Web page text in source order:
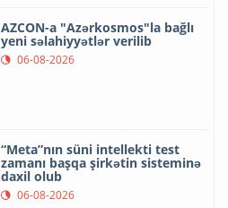
AZCON-a "Azərkosmos"la bağlı
yeni səlahiyyətlər verilib
06-08-2026
“Meta”nın süni intellekti test
zamanı başqa şirkətin sisteminə
daxil olub
06-08-2026